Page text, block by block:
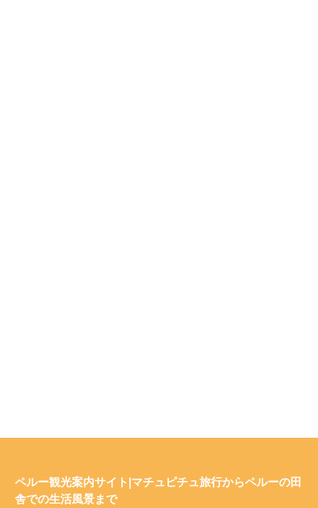
ペルー観光案内サイト|マチュピチュ旅行からペルーの田
舎での生活風景まで